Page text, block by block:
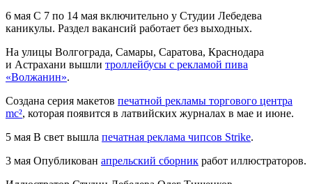
6 мая С 7 по 14 мая включительно у Студии Лебедева
каникулы. Раздел вакансий работает без выходных.
На улицы Волгограда, Самары, Саратова, Краснодара
и Астрахани вышли троллейбусы с рекламой пива
«Волжанин».
Создана серия макетов печатной рекламы торгового центра
mc², которая появится в латвийских журналах в мае и июне.
5 мая В свет вышла печатная реклама чипсов Strike.
3 мая Опубликован апрельский сборник работ иллюстраторов.